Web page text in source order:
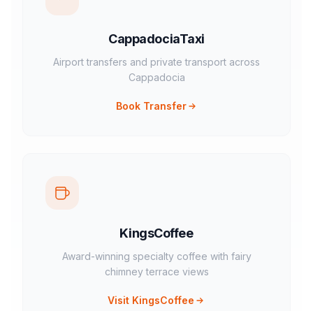
CappadociaTaxi
Airport transfers and private transport across
Cappadocia
Book Transfer
KingsCoffee
Award-winning specialty coffee with fairy
chimney terrace views
Visit KingsCoffee